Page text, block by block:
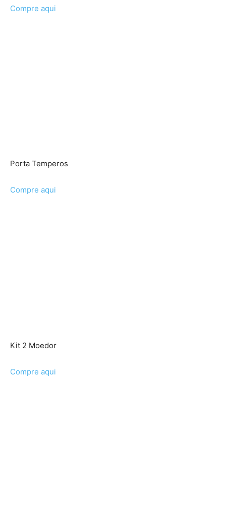
Compre aqui
Porta Temperos
Compre aqui
Kit 2 Moedor
Compre aqui